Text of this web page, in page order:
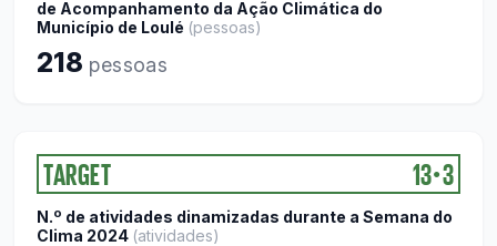
de Acompanhamento da Ação Climática do
Município de Loulé (pessoas)
218 pessoas
TARGET 13●3
N.º de atividades dinamizadas durante a Semana do
Clima 2024 (atividades)